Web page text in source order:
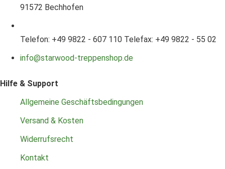
91572 Bechhofen
Telefon: +49 9822 - 607 110 Telefax: +49 9822 - 55 02
info@starwood-treppenshop.de
Hilfe & Support
Allgemeine Geschäftsbedingungen
Versand & Kosten
Widerrufsrecht
Kontakt